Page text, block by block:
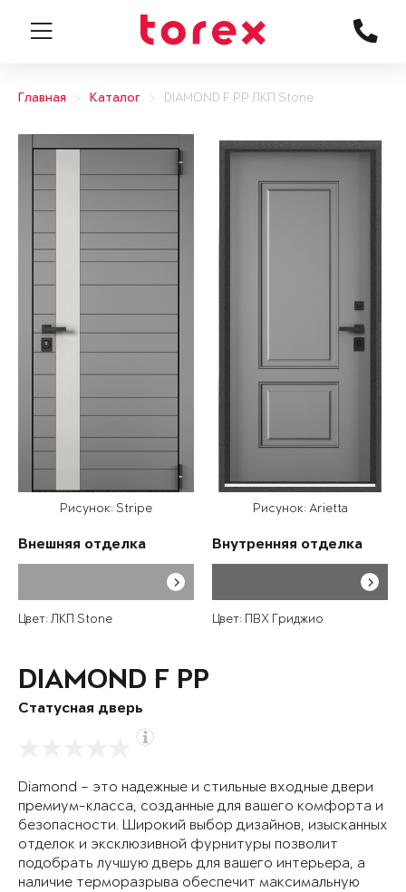
Главная Каталог DIAMOND F PP ЛКП Stone
Рисунок: Stripe
Внешняя отделка
Цвет: ЛКП Stone
Рисунок: Arietta
Внутренняя отделка
Цвет: ПВХ Гриджио
DIAMOND F PP
Статусная дверь
Diamond – это надежные и стильные входные двери
премиум-класса, созданные для вашего комфорта и
безопасности. Широкий выбор дизайнов, изысканных
отделок и эксклюзивной фурнитуры позволит
подобрать лучшую дверь для вашего интерьера, а
наличие терморазрыва обеспечит максимальную